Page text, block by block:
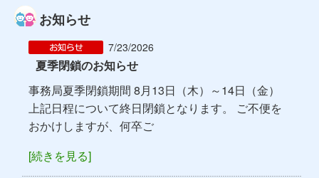
お知らせ
7/23/2026
夏季閉鎖のお知らせ
事務局夏季閉鎖期間 8月13日（木）～14日（金）
上記日程について終日閉鎖となります。 ご不便を
おかけしますが、何卒ご
[続きを見る]